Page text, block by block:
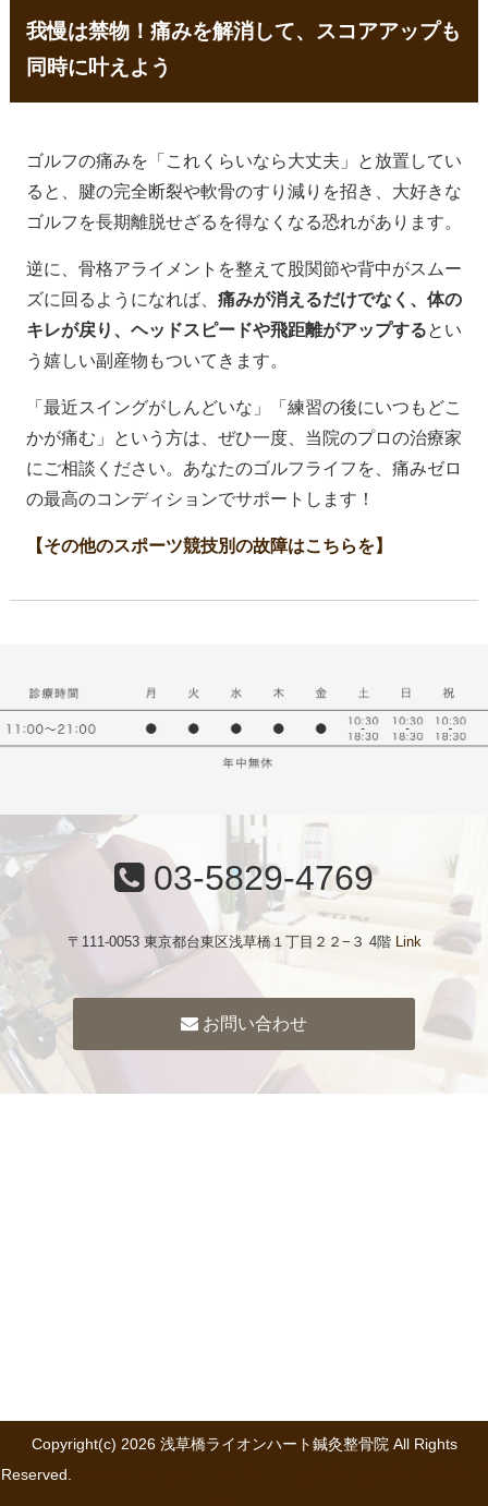
我慢は禁物！痛みを解消して、スコアアップも
同時に叶えよう
ゴルフの痛みを「これくらいなら大丈夫」と放置してい
ると、腱の完全断裂や軟骨のすり減りを招き、大好きな
ゴルフを長期離脱せざるを得なくなる恐れがあります。
逆に、骨格アライメントを整えて股関節や背中がスムー
ズに回るようになれば、 痛みが消えるだけでなく、体の
キレが戻り、ヘッドスピードや飛距離がアップするとい
う嬉しい副産物もついてきます。
「最近スイングがしんどいな」「練習の後にいつもどこ
かが痛む」という方は、ぜひ一度、当院のプロの治療家
にご相談ください。あなたのゴルフライフを、痛みゼロ
の最高のコンディションでサポートします！
【その他のスポーツ競技別の故障はこちらを】
03-5829-4769
〒111-0053 東京都台東区浅草橋１丁目２２−３ 4階 Link
お問い合わせ
Copyright(c) 2026 浅草橋ライオンハート鍼灸整骨院 All Rights
Reserved.